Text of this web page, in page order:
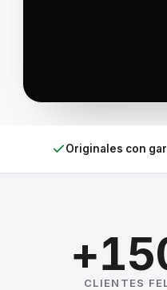
Originales con
CLIENTES